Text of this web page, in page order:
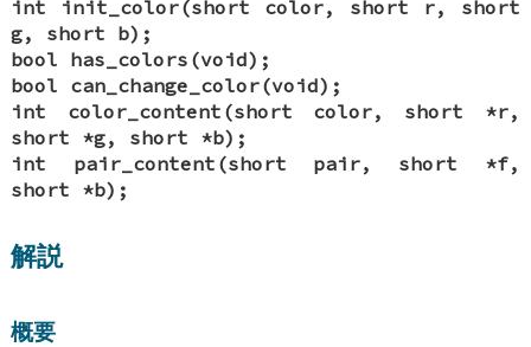
int init_color(short color, short r, short
g, short b);
bool has_colors(void);
bool can_change_color(void);
int color_content(short color, short *r,
short *g, short *b);
int pair_content(short pair, short *f,
short *b);
解説
概要